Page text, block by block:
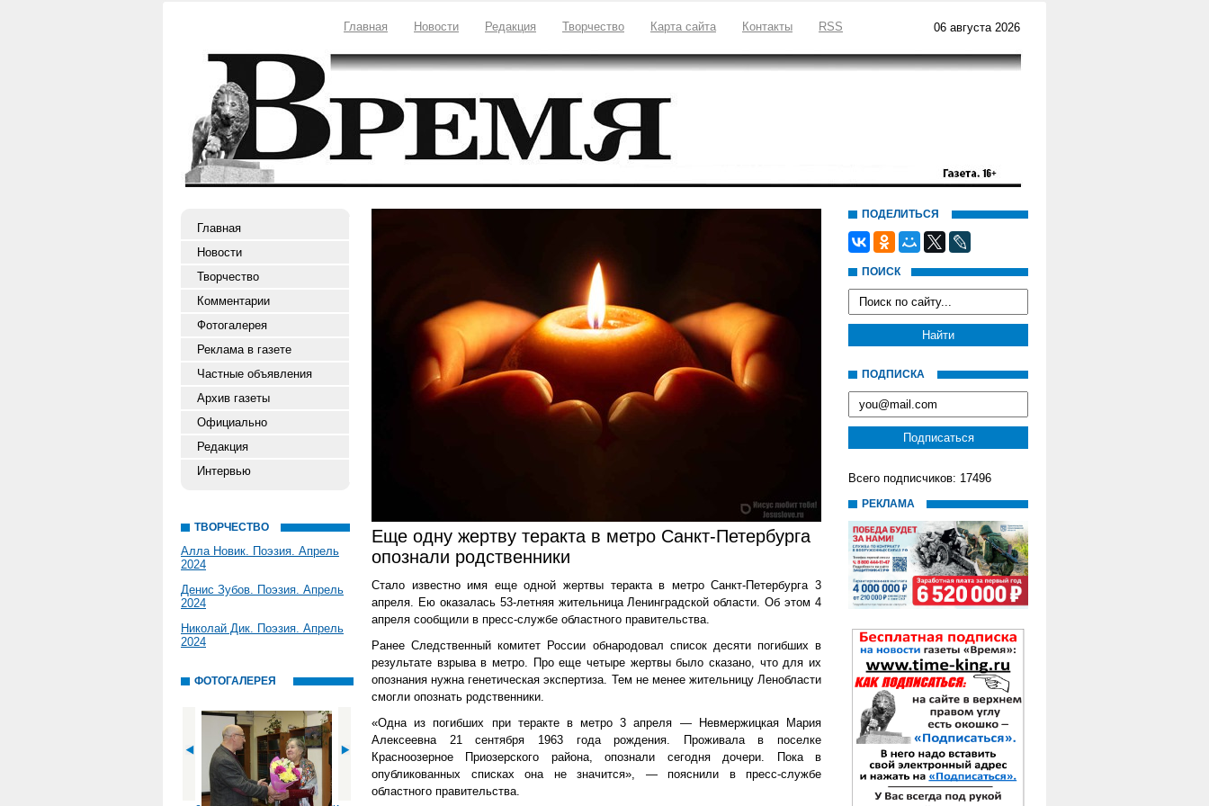
Главная Новости Редакция Творчество Карта сайта Контакты RSS 06 августа 2026
Главная
Новости
Творчество
Комментарии
Фотогалерея
Реклама в газете
Частные объявления
Архив газеты
Официально
Редакция
Интервью
ТВОРЧЕСТВО
Алла Новик. Поэзия. Апрель
2024
Денис Зубов. Поэзия. Апрель
2024
Николай Дик. Поэзия. Апрель
2024
ФОТОГАЛЕРЕЯ
Еще одну жертву теракта в метро Санкт-Петербурга
опознали родственники
Стало известно имя еще одной жертвы теракта в метро Санкт-Петербурга 3
апреля. Ею оказалась 53-летняя жительница Ленинградской области. Об этом 4
апреля сообщили в пресс-службе областного правительства.
Ранее Следственный комитет России обнародовал список десяти погибших в
результате взрыва в метро. Про еще четыре жертвы было сказано, что для их
опознания нужна генетическая экспертиза. Тем не менее жительницу Ленобласти
смогли опознать родственники.
«Одна из погибших при теракте в метро 3 апреля — Невмержицкая Мария
Алексеевна 21 сентября 1963 года рождения. Проживала в поселке
Красноозерное Приозерского района, опознали сегодня дочери. Пока в
опубликованных списках она не значится», — пояснили в пресс-службе
областного правительства.
ПОДЕЛИТЬСЯ
ПОИСК
ПОДПИСКА
Всего подписчиков: 17496
РЕКЛАМА